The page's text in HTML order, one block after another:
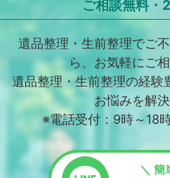
ご相談無料・
遺品整理・生前整理でご
ら、お気軽にご
遺品整理・生前整理の経験
お悩みを解決
※電話受付：9時～18
＼ 簡